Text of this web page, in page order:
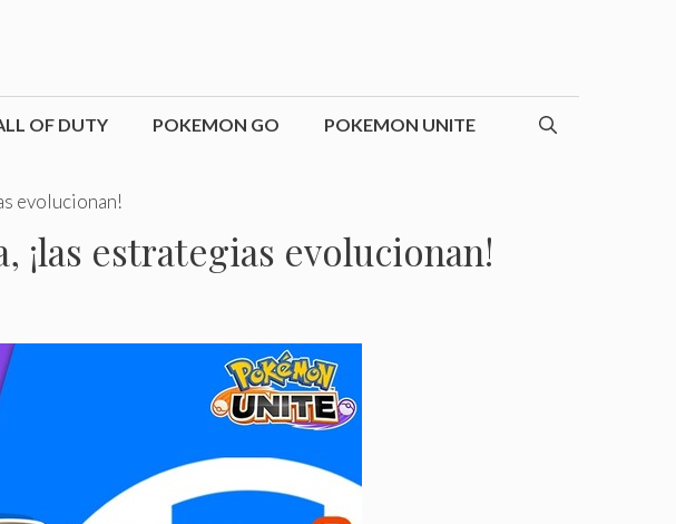
OF DUTY POKEMON GO POKEMON UNITE
evolucionan!
¡las estrategias evolucionan!